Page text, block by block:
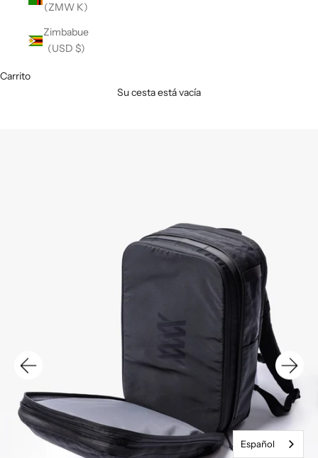
(ZMW K)
Zimbabue
(USD $)
Carrito
Su cesta está vacía
Español